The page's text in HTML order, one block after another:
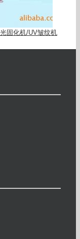
固化机/UV皱纹机